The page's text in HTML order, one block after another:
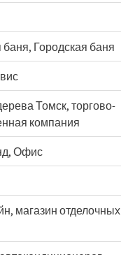
баня, Городская баня
Томск, торгово-
компания
Офис
магазин отделочных